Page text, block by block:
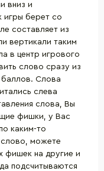
вниз и
игры берет со
составляет из
вертикали таким
в центр игрового
слово сразу из
баллов. Слова
слева
слова, Вы
фишки, у Вас
каким-то
слово, можете
фишек на другие и
подсчитываются